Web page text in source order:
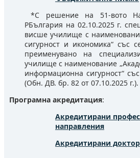
*С решение на 51-вото
РБългария на 02.10.2025 г.
висше училище с
сигурност и икономика“ със
преименувано на
училище с наименование
информационна сигурност“
(Обн. ДВ. бр. 82 от 07.10.2025 г.).
Програмна акредитация:
Акредитирани
направления
Акредитирани